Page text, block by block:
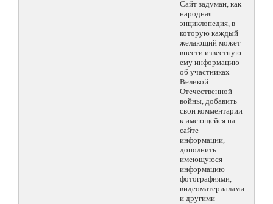
Сайт задуман, как
народная
энциклопедия, в
которую каждый
желающий может
внести известную
ему информацию
об участниках
Великой
Отечественной
войны, добавить
свои комментарии
к имеющейся на
сайте
информации,
дополнить
имеющуюся
информацию
фотографиями,
видеоматериалами
и другими